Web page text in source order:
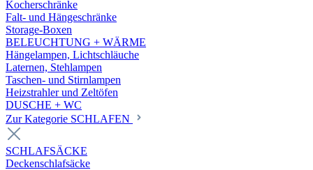
Kocherschränke
Falt- und Hängeschränke
Storage-Boxen
BELEUCHTUNG + WÄRME
Hängelampen, Lichtschläuche
Laternen, Stehlampen
Taschen- und Stirnlampen
Heizstrahler und Zeltöfen
DUSCHE + WC
Zur Kategorie SCHLAFEN
SCHLAFSÄCKE
Deckenschlafsäcke